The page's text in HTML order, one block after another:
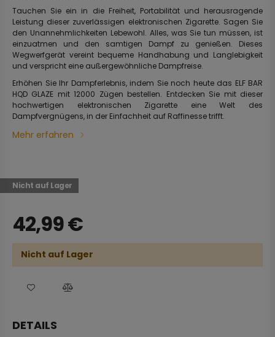
Tauchen Sie ein in die Freiheit, Portabilität und herausragende
Leistung dieser zuverlässigen elektronischen Zigarette. Sagen Sie
den Unannehmlichkeiten Lebewohl. Alles, was Sie tun müssen, ist
einzuatmen und den samtigen Dampf zu genießen. Dieses
Wegwerfgerät vereint bequeme Handhabung und Langlebigkeit
und verspricht eine außergewöhnliche Dampfreise.
Erhöhen Sie Ihr Dampferlebnis, indem Sie noch heute das ELF BAR
HQD GLAZE mit 12000 Zügen bestellen. Entdecken Sie mit dieser
hochwertigen elektronischen Zigarette eine Welt des
Dampfvergnügens, in der Einfachheit auf Raffinesse trifft.
Mehr erfahren
Nicht auf Lager
42,99€
Nicht auf Lager
DETAILS